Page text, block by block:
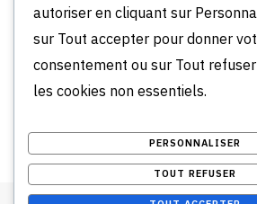
JUILLET 31, 2026
Comments are closed.
autoriser en cliquant sur
sur Tout accepter pour donner
consentement ou sur Tout
les cookies non essentiels.
PERSONNALISER
TOUT REFUSER